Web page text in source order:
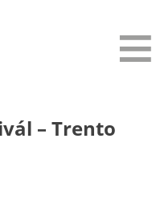
– Trento